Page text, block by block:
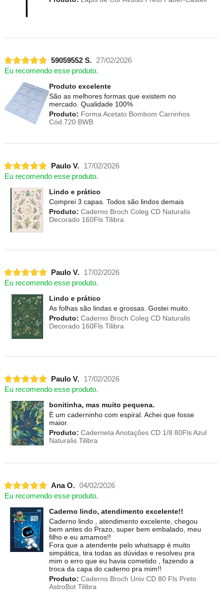
59059552 S.
27/02/2026
Eu recomendo esse produto.
Produto excelente
São as melhores formas que existem no
mercado. Qualidade 100%
Produto: Forma Acetato Bombom Carrinhos
Cód.720 BWB
Paulo V.
17/02/2026
Eu recomendo esse produto.
Lindo e prático
Comprei 3 capas. Todos são lindos demais
Produto: Caderno Broch Coleg CD Naturalis
Decorado 160Fls Tilibra
Paulo V.
17/02/2026
Eu recomendo esse produto.
Lindo e prático
As folhas são lindas e grossas. Gostei muito.
Produto: Caderno Broch Coleg CD Naturalis
Decorado 160Fls Tilibra
Paulo V.
17/02/2026
Eu recomendo esse produto.
bonitinha, mas muito pequena.
È um caderninho com espiral. Achei que fosse
maior.
Produto: Caderneta Anotações CD 1/8 80Fls Azul
Naturalis Tilibra
Ana O. 04/02/2026
Eu recomendo esse produto.
Caderno lindo, atendimento excelente!!
Caderno lindo , atendimento excelente, chegou
bem antes do Prazo, super bem embalado, meu
filho e eu amamos!!
Fora que a atendente pelo whatsapp é muito
simpática, tira todas as dúvidas e resolveu pra
mim o erro que eu havia cometido , fazendo a
troca da capa do caderno pra mim!!
Produto: Caderno Broch Univ CD 80 Fls Preto
AstroBot Tilibra